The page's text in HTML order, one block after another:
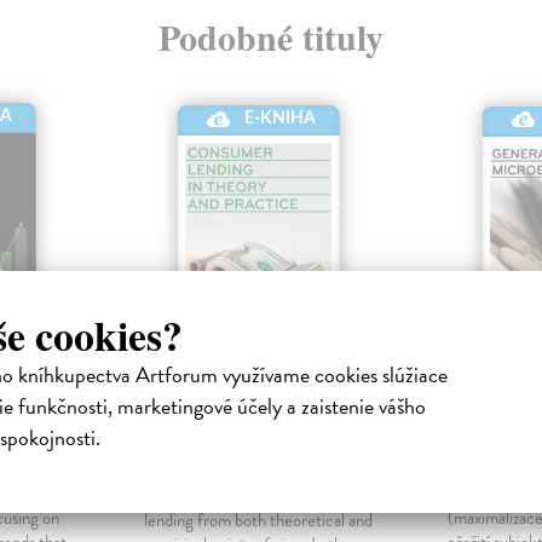
cookies?
kníhkupectva Artforum využívame cookies slúžiace
funkčnosti, marketingové účely a zaistenie vášho
Podobné tituly
on
E-KNIHA
Consumer Lending
in Theory and
lending from both theoretical and